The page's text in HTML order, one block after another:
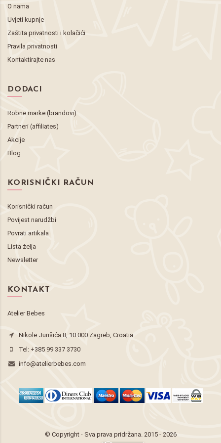
O nama
Uvjeti kupnje
Zaštita privatnosti i kolačići
Pravila privatnosti
Kontaktirajte nas
DODACI
Robne marke (brandovi)
Partneri (affiliates)
Akcije
Blog
KORISNIČKI RAČUN
Korisnički račun
Povijest narudžbi
Povrati artikala
Lista želja
Newsletter
KONTAKT
Atelier Bebes
Nikole Jurišića 8, 10 000 Zagreb, Croatia
Tel: +385 99 337 3730
info@atelierbebes.com
© Copyright - Sva prava pridržana. 2015 - 2026